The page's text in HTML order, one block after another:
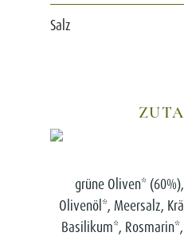
Salz
grüne Oliven*
Olivenöl*, Meersalz,
Basilikum*,